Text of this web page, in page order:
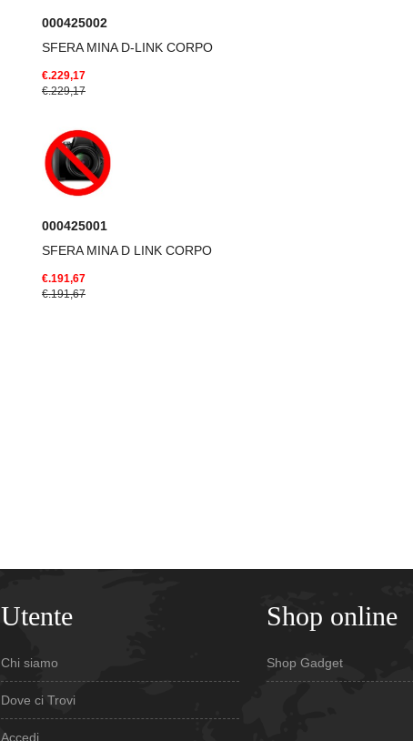
000425002
SFERA MINA D-LINK CORPO
€.229,17
€.229,17
000425001
SFERA MINA D LINK CORPO
€.191,67
€.191,67
Utente
Chi siamo
Dove ci Trovi
Accedi
Shop online
Shop Gadget